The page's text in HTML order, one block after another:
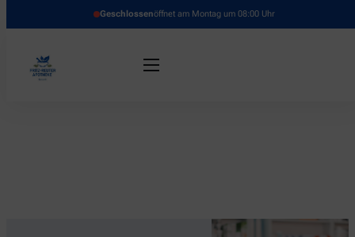
Geschlossenöffnet am Montag um 08:00 Uhr